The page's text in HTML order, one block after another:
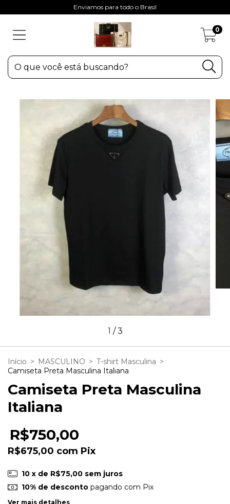
Enviamos para todo o Brasil
0
1 /3
Início > MASCULINO > T-shirt Masculina >
Camiseta Preta Masculina Italiana
Camiseta Preta Masculina
Italiana
R$750,00
R$675,00 com Pix
10 x de R$75,00 sem juros
10% de descontopagando com Pix
Ver mais detalhes